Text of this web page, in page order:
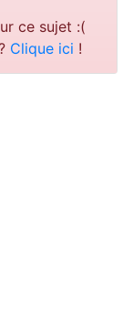
ce sujet :(
Clique ici !